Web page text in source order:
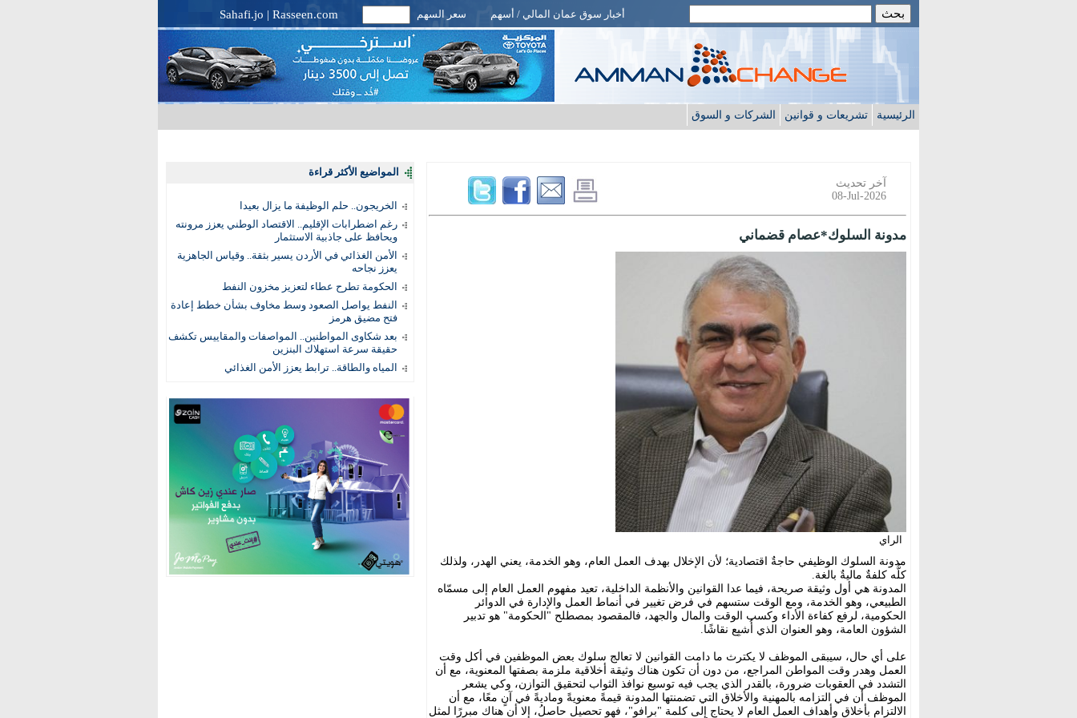
أخبار سوق عمان المالي / أسهم سعر السهم Sahafi.jo | Rasseen.com
الرئيسية تشريعات و قوانين الشركات و السوق
المواضيع الأكثر قراءة
الخريجون.. حلم الوظيفة ما يزال بعيدا
رغم اضطرابات الإقليم.. الاقتصاد الوطني يعزز مرونته
ويحافظ على جاذبية الاستثمار
الأمن الغذائي في الأردن يسير بثقة.. وقياس الجاهزية
يعزز نجاحه
الحكومة تطرح عطاء لتعزيز مخزون النفط
النفط يواصل الصعود وسط مخاوف بشأن خطط إعادة
فتح مضيق هرمز
بعد شكاوى المواطنين.. المواصفات والمقاييس تكشف
حقيقة سرعة استهلاك البنزين
المياه والطاقة.. ترابط يعزز الأمن الغذائي
آخر تحديث
08-Jul-2026
مدونة السلوك*عصام قضماني
الراي
مدونة السلوك الوظيفي حاجةٌ اقتصادية؛ لأن الإخلال بهدف العمل العام، وهو الخدمة، يعني الهدر، ولذلك
كلُّه كلفةٌ ماليةٌ بالغة.
المدونة هي أول وثيقة صريحة، فيما عدا القوانين والأنظمة الداخلية، تعيد مفهوم العمل العام إلى مسمّاه
الطبيعي، وهو الخدمة، ومع الوقت ستسهم في فرض تغيير في أنماط العمل والإدارة في الدوائر
الحكومية، لرفع كفاءة الأداء وكسب الوقت والمال والجهد، فالمقصود بمصطلح "الحكومة" هو تدبير
الشؤون العامة، وهو العنوان الذي أُشبِع نقاشًا.
على أي حال، سيبقى الموظف لا يكترث ما دامت القوانين لا تعالج سلوك بعض الموظفين في أكل وقت
العمل وهدر وقت المواطن المراجع، من دون أن تكون هناك وثيقة أخلاقية ملزمة بصفتها المعنوية، مع أن
التشدد في العقوبات ضرورة، بالقدر الذي يجب فيه توسيع نوافذ الثواب لتحقيق التوازن، وكي يشعر
الموظف أن في التزامه بالمهنية والأخلاق التي تضمنتها المدونة قيمةً معنويةً وماديةً في آنٍ معًا، مع أن
الالتزام بأخلاق وأهداف العمل العام لا يحتاج إلى كلمة "برافو"، فهو تحصيل حاصلُ، إلا أن هناك مبررًا لمثل